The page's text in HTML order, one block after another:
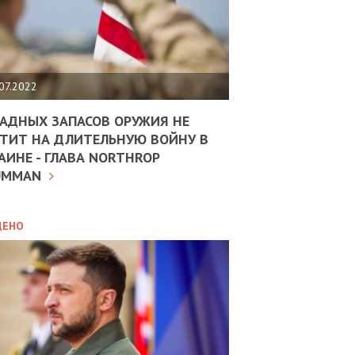
ЗАПАСОВ ОРУЖИЯ НЕ
НА ДЛИТЕЛЬНУЮ ВОЙНУ В
- ГЛАВА NORTHROP
10.02.2025